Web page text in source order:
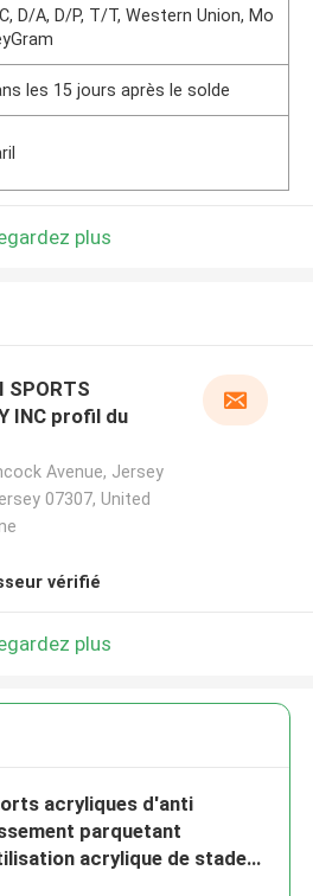
D/A, D/P, T/T, Western Union, Mo
les 15 jours après le solde
plus
SPORTS
INC profil du
Avenue, Jersey
07307, United
vérifié
plus
acryliques d'anti
parquetant
acrylique de stade